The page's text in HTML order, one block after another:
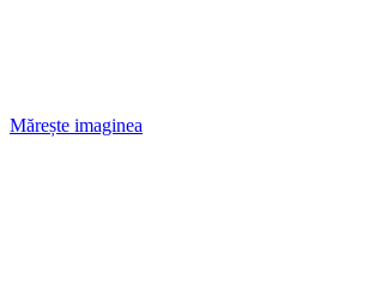
Mărește imaginea